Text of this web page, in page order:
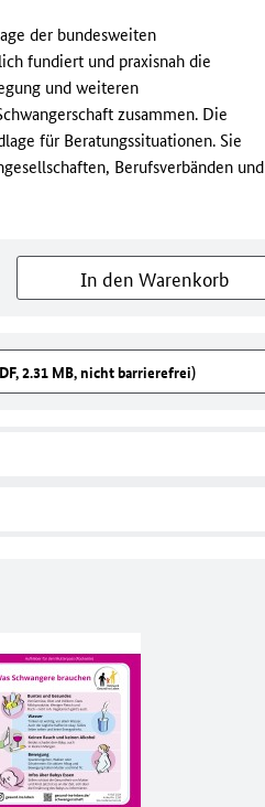
der bundesweiten
fundiert und praxisnah die
und weiteren
zusammen. Die
für Beratungssituationen. Sie
Berufsverbänden und
In den Warenkorb
2.31 MB, nicht barrierefrei)